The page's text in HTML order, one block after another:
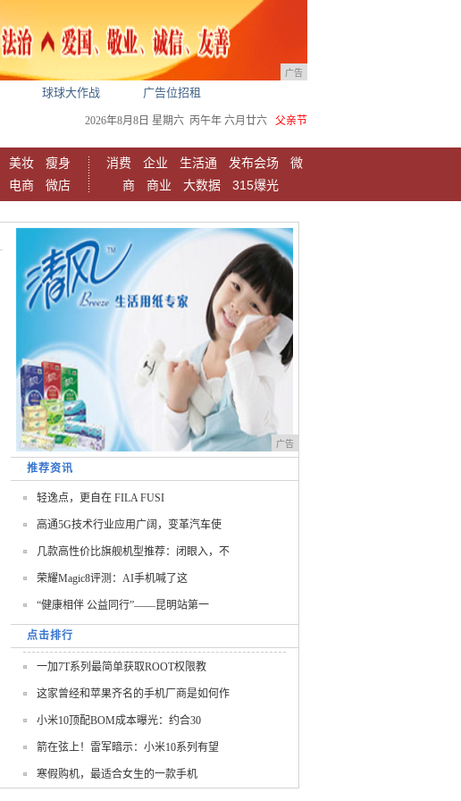
广告
球球大作战 广告位招租
2026年8月8日 星期六 丙午年 六月廿六 父亲节
美妆
瘦身
电商 微店
消费 企业 生活通 发布会场
微
商
商业 大数据 315爆光
广告
推荐资讯
轻逸点，更自在 FILA FUSI
高通5G技术行业应用广阔，变革汽车使
几款高性价比旗舰机型推荐：闭眼入，不
荣耀Magic8评测：AI手机喊了这
“健康相伴 公益同行”——昆明站第一
点击排行
一加7T系列最简单获取ROOT权限教
这家曾经和苹果齐名的手机厂商是如何作
小米10顶配BOM成本曝光：约合30
箭在弦上！雷军暗示：小米10系列有望
寒假购机，最适合女生的一款手机